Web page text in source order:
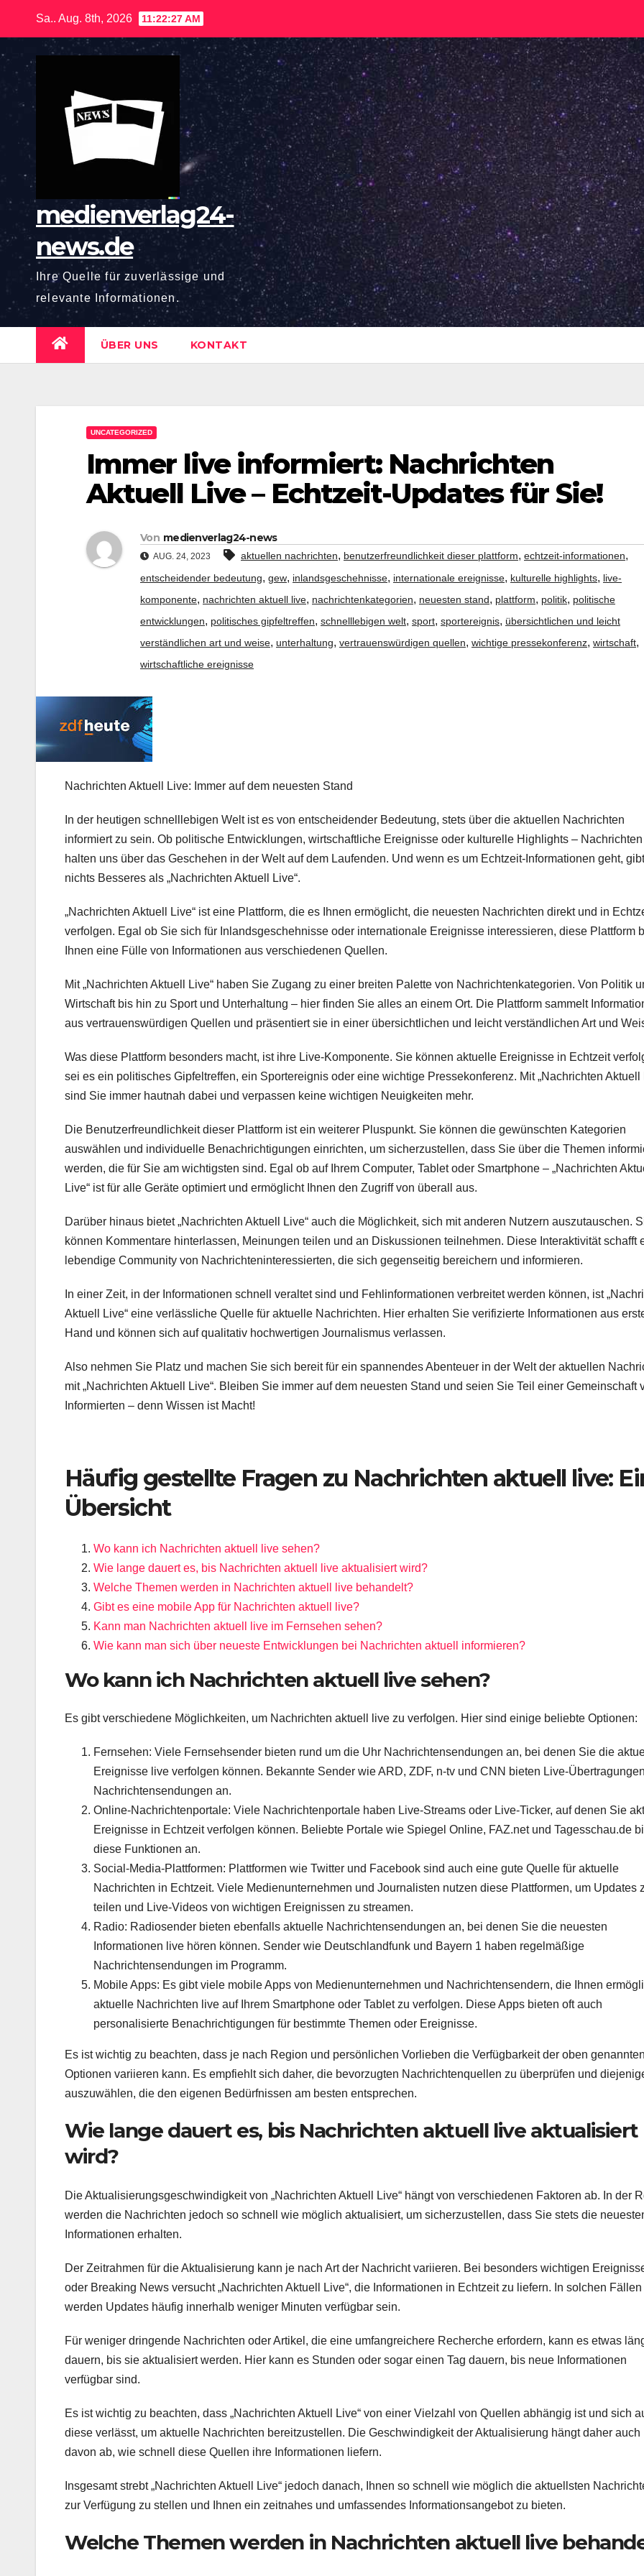
springen
Sa.. Aug. 8th, 2026 11:22:28 AM
medienverlag24-
news.de
Ihre Quelle für zuverlässige und
relevante Informationen.
ÜBER UNS KONTAKT
UNCATEGORIZED
Immer live informiert: Nachrichten
Aktuell Live – Echtzeit-Updates für Sie!
Von medienverlag24-news
AUG. 24, 2023 aktuellen nachrichten, benutzerfreundlichkeit dieser plattform, echtzeit-informationen,
entscheidender bedeutung, gew, inlandsgeschehnisse, internationale ereignisse, kulturelle highlights, live-
komponente, nachrichten aktuell live, nachrichtenkategorien, neuesten stand, plattform, politik, politische
entwicklungen, politisches gipfeltreffen, schnelllebigen welt, sport, sportereignis, übersichtlichen und leicht
verständlichen art und weise, unterhaltung, vertrauenswürdigen quellen, wichtige pressekonferenz, wirtschaft,
wirtschaftliche ereignisse
Nachrichten Aktuell Live: Immer auf dem neuesten Stand
In der heutigen schnelllebigen Welt ist es von entscheidender Bedeutung, stets über die aktuellen Nachrichten
informiert zu sein. Ob politische Entwicklungen, wirtschaftliche Ereignisse oder kulturelle Highlights – Nachrichten
halten uns über das Geschehen in der Welt auf dem Laufenden. Und wenn es um Echtzeit-Informationen geht,
nichts Besseres als „Nachrichten Aktuell Live“.
„Nachrichten Aktuell Live“ ist eine Plattform, die es Ihnen ermöglicht, die neuesten Nachrichten direkt und in
verfolgen. Egal ob Sie sich für Inlandsgeschehnisse oder internationale Ereignisse interessieren, diese Plattform
Ihnen eine Fülle von Informationen aus verschiedenen Quellen.
Mit „Nachrichten Aktuell Live“ haben Sie Zugang zu einer breiten Palette von Nachrichtenkategorien. Von Politik
Wirtschaft bis hin zu Sport und Unterhaltung – hier finden Sie alles an einem Ort. Die Plattform sammelt
aus vertrauenswürdigen Quellen und präsentiert sie in einer übersichtlichen und leicht verständlichen Art und
Was diese Plattform besonders macht, ist ihre Live-Komponente. Sie können aktuelle Ereignisse in Echtzeit
sei es ein politisches Gipfeltreffen, ein Sportereignis oder eine wichtige Pressekonferenz. Mit „Nachrichten Aktuell
sind Sie immer hautnah dabei und verpassen keine wichtigen Neuigkeiten mehr.
Die Benutzerfreundlichkeit dieser Plattform ist ein weiterer Pluspunkt. Sie können die gewünschten Kategorien
auswählen und individuelle Benachrichtigungen einrichten, um sicherzustellen, dass Sie über die Themen
werden, die für Sie am wichtigsten sind. Egal ob auf Ihrem Computer, Tablet oder Smartphone – „Nachrichten
Live“ ist für alle Geräte optimiert und ermöglicht Ihnen den Zugriff von überall aus.
Darüber hinaus bietet „Nachrichten Aktuell Live“ auch die Möglichkeit, sich mit anderen Nutzern auszutauschen.
können Kommentare hinterlassen, Meinungen teilen und an Diskussionen teilnehmen. Diese Interaktivität schafft
lebendige Community von Nachrichteninteressierten, die sich gegenseitig bereichern und informieren.
In einer Zeit, in der Informationen schnell veraltet sind und Fehlinformationen verbreitet werden können, ist
Aktuell Live“ eine verlässliche Quelle für aktuelle Nachrichten. Hier erhalten Sie verifizierte Informationen aus
Hand und können sich auf qualitativ hochwertigen Journalismus verlassen.
Also nehmen Sie Platz und machen Sie sich bereit für ein spannendes Abenteuer in der Welt der aktuellen
mit „Nachrichten Aktuell Live“. Bleiben Sie immer auf dem neuesten Stand und seien Sie Teil einer Gemeinschaft
Informierten – denn Wissen ist Macht!
Häufig gestellte Fragen zu Nachrichten aktuell live:
Übersicht
Wo kann ich Nachrichten aktuell live sehen?
Wie lange dauert es, bis Nachrichten aktuell live aktualisiert wird?
Welche Themen werden in Nachrichten aktuell live behandelt?
Gibt es eine mobile App für Nachrichten aktuell live?
Kann man Nachrichten aktuell live im Fernsehen sehen?
Wie kann man sich über neueste Entwicklungen bei Nachrichten aktuell informieren?
Wo kann ich Nachrichten aktuell live sehen?
Es gibt verschiedene Möglichkeiten, um Nachrichten aktuell live zu verfolgen. Hier sind einige beliebte Optionen:
Fernsehen: Viele Fernsehsender bieten rund um die Uhr Nachrichtensendungen an, bei denen Sie die
Ereignisse live verfolgen können. Bekannte Sender wie ARD, ZDF, n-tv und CNN bieten Live-
Nachrichtensendungen an.
Online-Nachrichtenportale: Viele Nachrichtenportale haben Live-Streams oder Live-Ticker, auf denen Sie
Ereignisse in Echtzeit verfolgen können. Beliebte Portale wie Spiegel Online, FAZ.net und Tagesschau.de
diese Funktionen an.
Social-Media-Plattformen: Plattformen wie Twitter und Facebook sind auch eine gute Quelle für aktuelle
Nachrichten in Echtzeit. Viele Medienunternehmen und Journalisten nutzen diese Plattformen, um Updates
teilen und Live-Videos von wichtigen Ereignissen zu streamen.
Radio: Radiosender bieten ebenfalls aktuelle Nachrichtensendungen an, bei denen Sie die neuesten
Informationen live hören können. Sender wie Deutschlandfunk und Bayern 1 haben regelmäßige
Nachrichtensendungen im Programm.
Mobile Apps: Es gibt viele mobile Apps von Medienunternehmen und Nachrichtensendern, die Ihnen
aktuelle Nachrichten live auf Ihrem Smartphone oder Tablet zu verfolgen. Diese Apps bieten oft auch
personalisierte Benachrichtigungen für bestimmte Themen oder Ereignisse.
Es ist wichtig zu beachten, dass je nach Region und persönlichen Vorlieben die Verfügbarkeit der oben genannten
Optionen variieren kann. Es empfiehlt sich daher, die bevorzugten Nachrichtenquellen zu überprüfen und
auszuwählen, die den eigenen Bedürfnissen am besten entsprechen.
Wie lange dauert es, bis Nachrichten aktuell live aktualisiert
wird?
Die Aktualisierungsgeschwindigkeit von „Nachrichten Aktuell Live“ hängt von verschiedenen Faktoren ab. In der
werden die Nachrichten jedoch so schnell wie möglich aktualisiert, um sicherzustellen, dass Sie stets die
Informationen erhalten.
Der Zeitrahmen für die Aktualisierung kann je nach Art der Nachricht variieren. Bei besonders wichtigen
oder Breaking News versucht „Nachrichten Aktuell Live“, die Informationen in Echtzeit zu liefern. In solchen Fällen
werden Updates häufig innerhalb weniger Minuten verfügbar sein.
Für weniger dringende Nachrichten oder Artikel, die eine umfangreichere Recherche erfordern, kann es etwas
dauern, bis sie aktualisiert werden. Hier kann es Stunden oder sogar einen Tag dauern, bis neue Informationen
verfügbar sind.
Es ist wichtig zu beachten, dass „Nachrichten Aktuell Live“ von einer Vielzahl von Quellen abhängig ist und sich
diese verlässt, um aktuelle Nachrichten bereitzustellen. Die Geschwindigkeit der Aktualisierung hängt daher auch
davon ab, wie schnell diese Quellen ihre Informationen liefern.
Insgesamt strebt „Nachrichten Aktuell Live“ jedoch danach, Ihnen so schnell wie möglich die aktuellsten
zur Verfügung zu stellen und Ihnen ein zeitnahes und umfassendes Informationsangebot zu bieten.
Welche Themen werden in Nachrichten aktuell live